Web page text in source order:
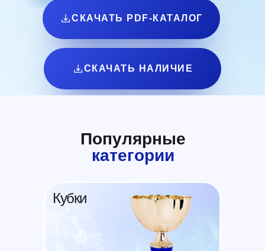
СКАЧАТЬ PDF-КАТАЛОГ
СКАЧАТЬ НАЛИЧИЕ
Кубки
Популярные
категории